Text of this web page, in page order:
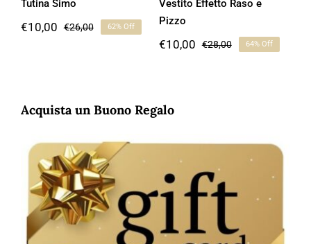
Tutina Simo
€26,00Il
€10,00
Il
62% Off
Vestito Effetto Raso e
Pizzo
€28,00Il
€10,00
Il
64% Off
Acquista un Buono Regalo